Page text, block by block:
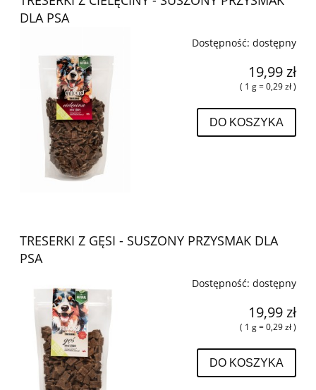
DLA PSA
Dostępność: dostępny
19,99 zł
( 1 g = 0,29 zł )
DO KOSZYKA
TRESERKI Z GĘSI - SUSZONY PRZYSMAK DLA
PSA
Dostępność: dostępny
19,99 zł
( 1 g = 0,29 zł )
DO KOSZYKA